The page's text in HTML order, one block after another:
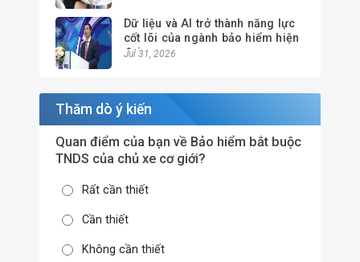
Dữ liệu và AI trở thành năng lực
cốt lõi của ngành bảo hiểm hiện
đại
Jul 31, 2026
Thăm dò ý kiến
Quan điểm của bạn về Bảo hiểm bắt buộc
TNDS của chủ xe cơ giới?
Rất cần thiết
Cần thiết
Không cần thiết